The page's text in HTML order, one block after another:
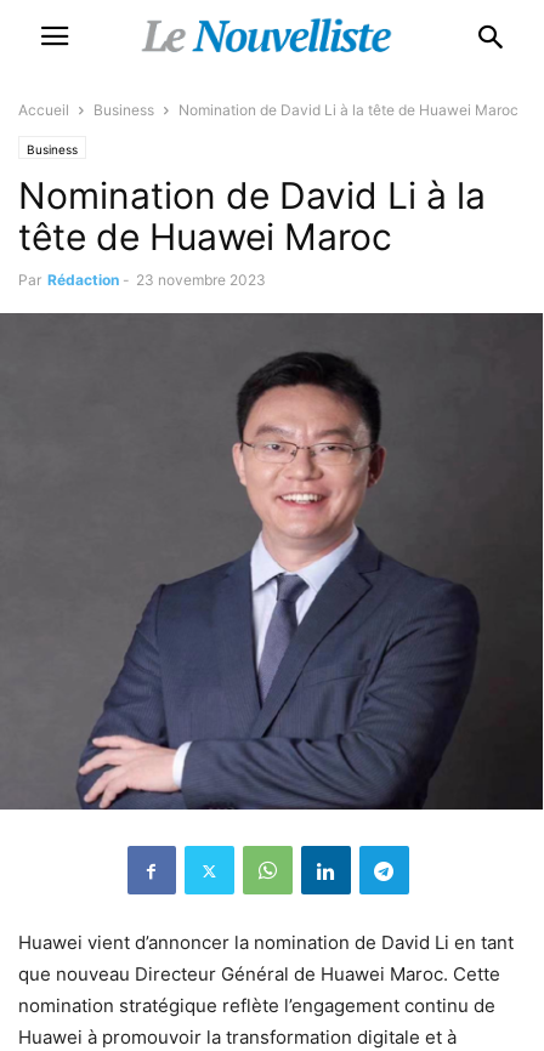
Accueil Business Nomination de David Li à la tête de Huawei Maroc
Business
Nomination de David Li à la
tête de Huawei Maroc
Par Rédaction - 23 novembre 2023
Huawei vient d’annoncer la nomination de David Li en tant
que nouveau Directeur Général de Huawei Maroc. Cette
nomination stratégique reflète l’engagement continu de
Huawei à promouvoir la transformation digitale et à